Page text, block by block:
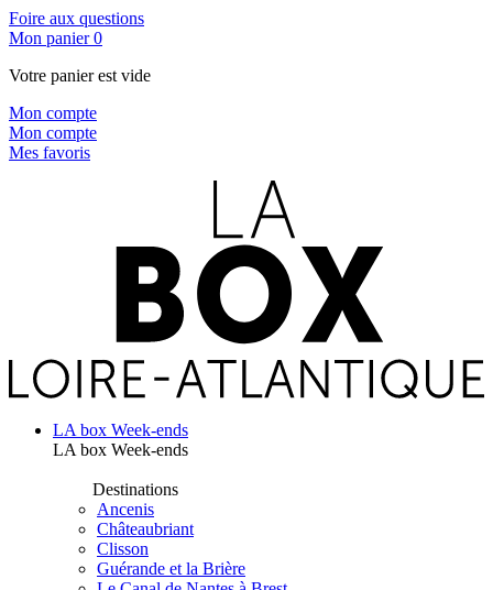
Foire aux questions
Mon panier 0
Votre panier est vide
Mon compte
Mon compte
Mes favoris
LA box Week-ends
LA box Week-ends
Destinations
Ancenis
Châteaubriant
Clisson
Guérande et la Brière